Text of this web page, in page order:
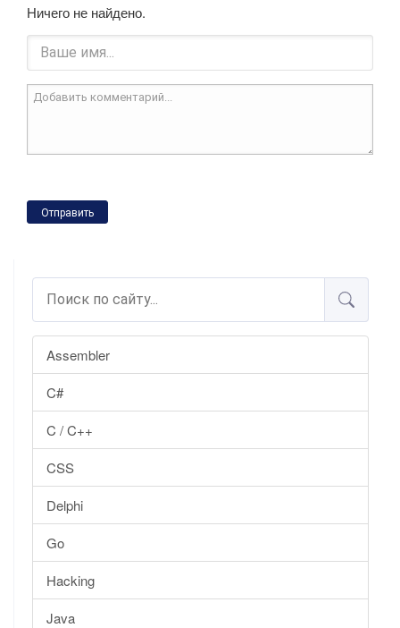
Assembler
C#
C / C++
CSS
Delphi
Go
Hacking
Java
Ничего не найдено.
Отправить